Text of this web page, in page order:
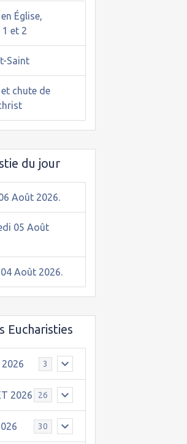
Église,
et 2
Saint
et chute de
du jour
Août 2026.
05 Août
Août 2026.
Eucharisties
3
2026 26
30